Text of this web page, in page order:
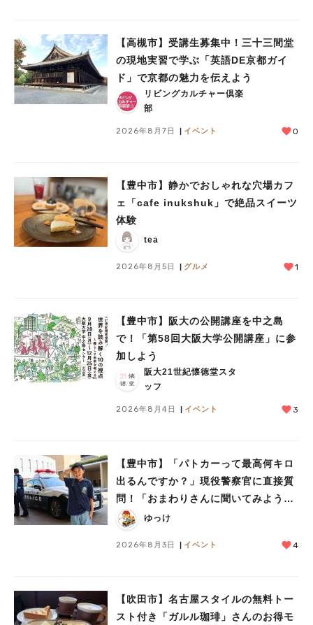
【高槻市】受講生募集中！三十三間堂
の現地実習で学ぶ「英語DE京都ガイ
ド」で京都の魅力を伝えよう
リビングカルチャー倶楽
部
2026年8月7日 イベント 0
【豊中市】静かでおしゃれな穴場カフ
ェ「cafe inukshuk」で絶品スイーツ
体験
tea
2026年8月5日 グルメ 1
【豊中市】阪大の公開講座を中之島
で！「第58回大阪大学公開講座」に参
加しよう
阪大21世紀懐徳堂スタ
ッフ
2026年8月4日 イベント 3
【豊中市】「パトカーって最高何キロ
出るんですか？」現役警察官に直接質
問！「おまわりさんに聞いてみよう」
に参加しました
ゆっけ
2026年8月3日 イベント 4
【吹田市】名古屋スタイルの無料トー
スト付き「ガルル珈琲」さんのお得モ
人気のキーワード
#今週どこいく？#自然とふれあう #ランチ #カフェ#まとめ
#教えたい／教えて投稿記事#大阪学院大 商品開発プロジェクト
#あなたはどっち？